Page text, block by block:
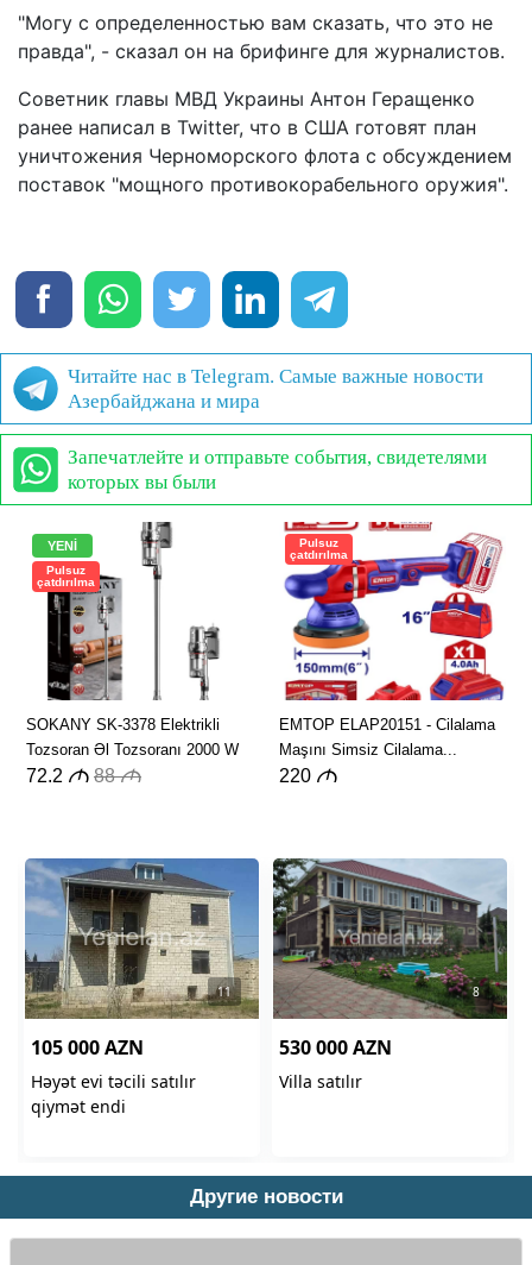
"Могу с определенностью вам сказать, что это не
правда", - сказал он на брифинге для журналистов.
Советник главы МВД Украины Антон Геращенко
ранее написал в Twitter, что в США готовят план
уничтожения Черноморского флота с обсуждением
поставок "мощного противокорабельного оружия".
Читайте нас в Telegram. Самые важные новости
Азербайджана и мира
Запечатлейте и отправьте события, свидетелями
которых вы были
Другие новости